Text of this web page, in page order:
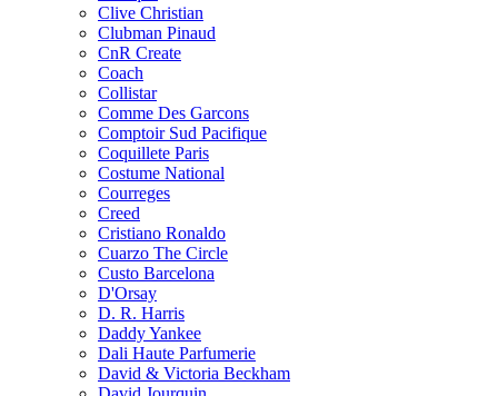
Clive Christian
Clubman Pinaud
CnR Create
Coach
Collistar
Comme Des Garcons
Comptoir Sud Pacifique
Coquillete Paris
Costume National
Courreges
Creed
Cristiano Ronaldo
Cuarzo The Circle
Custo Barcelona
D'Orsay
D. R. Harris
Daddy Yankee
Dali Haute Parfumerie
David & Victoria Beckham